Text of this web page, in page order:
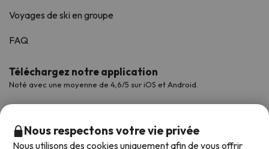
Voyages de ski en groupe
FAQ
Téléchargez notre application
Noté avec une moyenne de 4,6/5 sur iOS et Android.
Nous respectons votre vie privée
Nous utilisons des cookies uniquement afin de vous offrir